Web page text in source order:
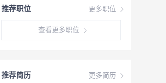
更多职位
推荐职位
查看更多职位
更多简历
推荐简历